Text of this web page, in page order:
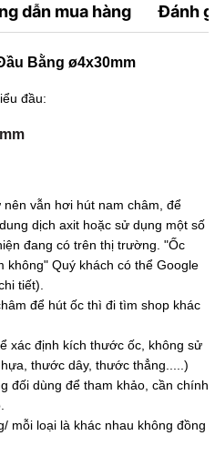
dẫn mua hàng Đánh
Bằng ø4x30mm
đầu:
vẫn hơi hút nam châm, để
dịch axit hoặc sử dụng một số
đang có trên thị trường. "Ốc
không" Quý khách có thể Google
tiết).
để hút ốc thì đi tìm shop khác
xác định kích thước ốc, không sử
thước dây, thước thẳng.....)
đối dùng để tham khảo, cần chính
mỗi loại là khác nhau không đồng